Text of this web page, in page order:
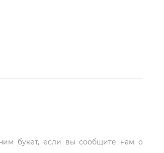
букет, если вы сообщите нам о